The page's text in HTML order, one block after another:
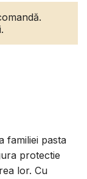
familiei pasta
protectie
lor. Cu